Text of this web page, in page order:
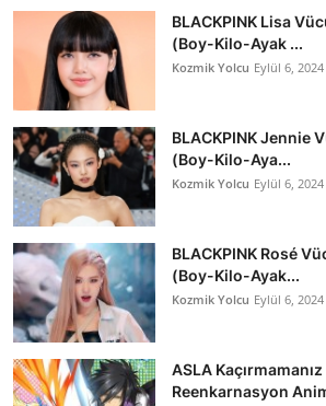
BLACKPINK Lisa
(Boy-Kilo-Ayak ...
Kozmik Yolcu Eylül 6, 2024
BLACKPINK Jennie
(Boy-Kilo-Aya...
Kozmik Yolcu Eylül 6, 2024
BLACKPINK Rosé
(Boy-Kilo-Ayak...
Kozmik Yolcu Eylül 6, 2024
ASLA
Reenkarnasyon